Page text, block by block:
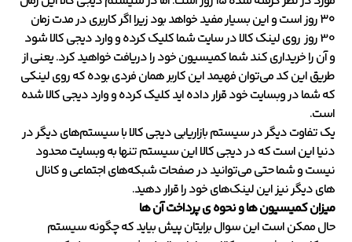
۳۰ روز است و این بسیار مفید خواهد بود زیرا اگر کاربری در مدت زمان
30 روز روی لینک کالا در سایت شما کلیک کرده و وارد دیجی کالا شود
و آن را خریداری کند شما کمیسیون خود را دریافت خواهید کرد. یعنی از
طریق این کد می‌توان فهیمد این کاربر همان فردی بوده که روی لینکی
که شما در وبسایت خود قرار داده اید کلیک کرده و وارد دیجی کالا شده
است.
یک تفاوت دیگر در سیستم بازاریابی دیجی کالا با سیستم‌های دیگر در
دنیا این است که در دیجی کالا این سیستم تنها به وبسایت محدود
نیست و شما حتی می‌توانید در صفحات شبکه‌های اجتماعی و کانال
های دیگر نیز این لینک‌های خود را قرار دهید.
میزان کمیسیون ها و نحوه ی پرداخت آن ها
حال ممکن است این سوال برایتان پیش بیاید که چگونه سیستم